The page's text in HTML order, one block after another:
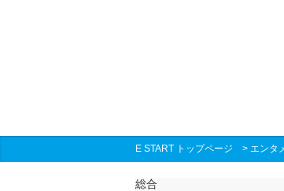
E START トップページ > エンタ
総合